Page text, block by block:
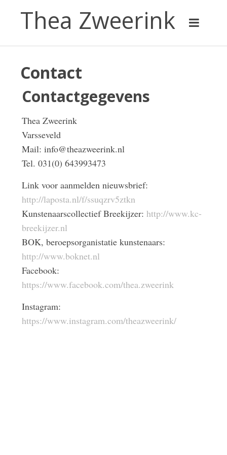
Thea Zweerink
Contact
Contactgegevens
Thea Zweerink
Varsseveld
Mail: info@theazweerink.nl
Tel. 031(0) 643993473
Link voor aanmelden nieuwsbrief:
http://laposta.nl/f/ssuqzrv5ztkn
Kunstenaarscollectief Breekijzer: http://www.kc-
breekijzer.nl
BOK, beroepsorganistatie kunstenaars:
http://www.boknet.nl
Facebook:
https://www.facebook.com/thea.zweerink
Instagram:
https://www.instagram.com/theazweerink/